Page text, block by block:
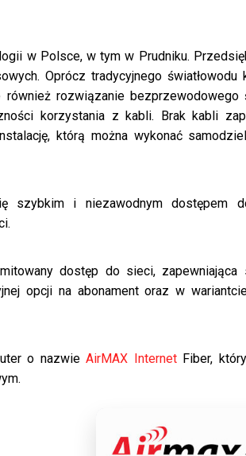
w Polsce, w tym w Prudniku.
Oprócz tradycyjnego
rozwiązanie bezprzewodowego
korzystania z kabli. Brak kabli
którą można wykonać
szybkim i niezawodnym dostępem
dostęp do sieci, zapewniająca
opcji na abonament oraz w
o nazwieAirMAX InternetFiber,